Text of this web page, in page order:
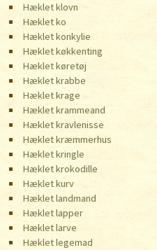
Hæklet klovn
Hæklet ko
Hæklet konkylie
Hæklet køkkenting
Hæklet køretøj
Hæklet krabbe
Hæklet krage
Hæklet krammeand
Hæklet kravlenisse
Hæklet kræmmerhus
Hæklet kringle
Hæklet krokodille
Hæklet kurv
Hæklet landmand
Hæklet lapper
Hæklet larve
Hæklet legemad